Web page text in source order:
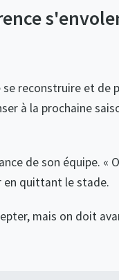
se reconstruire et de
à la prochaine
de son équipe. «
en quittant le stade.
mais on doit